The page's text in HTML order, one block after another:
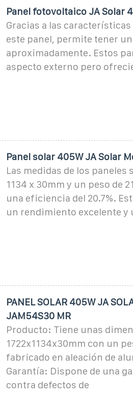
Panel fotovoltaico JA Solar
Gracias a las
este panel, permite tener
aproximadamente. Estos
aspecto externo pero
Panel solar 405W JA Solar
Las medidas de los paneles
1134 x 30mm y un peso de
una eficiencia del 20.7%.
un rendimiento excelente y
PANEL SOLAR 405W JA
JAM54S30 MR
Producto: Tiene unas
1722x1134x30mm con un
fabricado en aleación de
Garantía: Dispone de una
contra defectos de